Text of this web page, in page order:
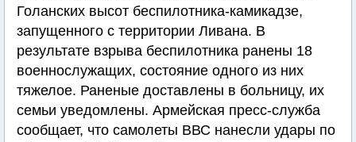
Голанских высот беспилотника-камикадзе,
запущенного с территории Ливана. В
результате взрыва беспилотника ранены 18
военнослужащих, состояние одного из них
тяжелое. Раненые доставлены в больницу, их
семьи уведомлены. Армейская пресс-служба
сообщает, что самолеты ВВС нанесли удары по